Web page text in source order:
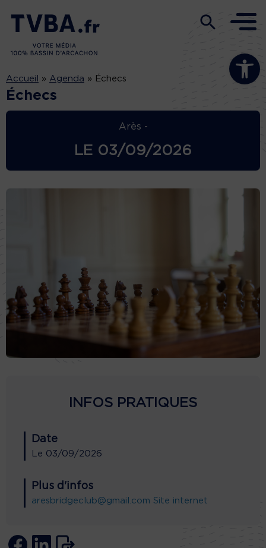
Ouvrir la
Accueil » Agenda » Échecs
Échecs
Arès -
LE 03/09/2026
INFOS PRATIQUES
Date
Le 03/09/2026
Plus d'infos
aresbridgeclub@gmail.com Site internet